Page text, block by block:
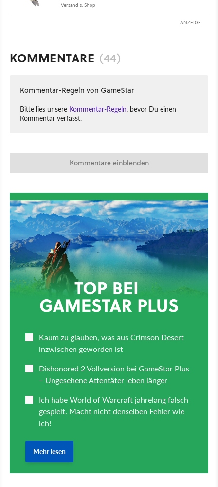
Versand s. Shop
ANZEIGE
KOMMENTARE (44)
Kommentar-Regeln von GameStar
Bitte lies unsere Kommentar-Regeln, bevor Du einen
Kommentar verfasst.
Kommentare einblenden